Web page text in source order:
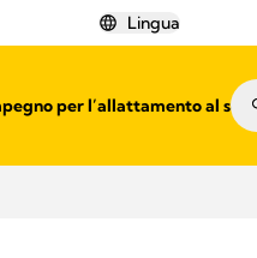
Lingua
per l’allattamento al